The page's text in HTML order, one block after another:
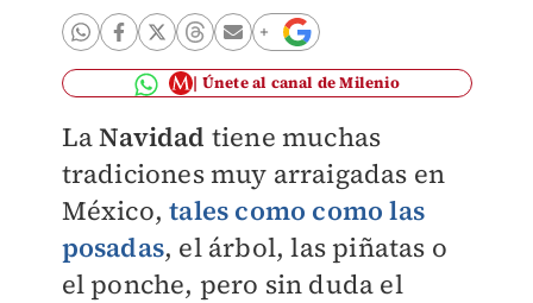
Únete al canal de Milenio
LaNavidad tiene muchas
tradiciones muy arraigadas en
México,tales como como las
posadas, el árbol, las piñatas o
el ponche, pero sin duda el